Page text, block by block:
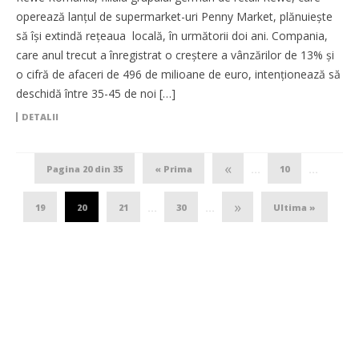
operează lanțul de supermarket-uri Penny Market, plănuiește
să își extindă rețeaua locală, în următorii doi ani. Compania,
care anul trecut a înregistrat o creștere a vânzărilor de 13% și
o cifră de afaceri de 496 de milioane de euro, intenționează să
deschidă între 35-45 de noi […]
DETALII
Pagina 20 din 35 « Prima « 10
19 20 21 30 » Ultima »